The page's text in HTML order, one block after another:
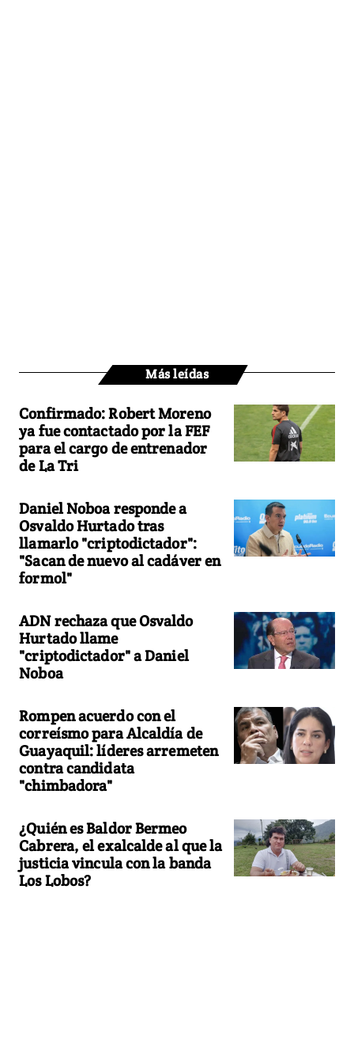
Más leídas
Confirmado: Robert Moreno
ya fue contactado por la FEF
para el cargo de entrenador
de La Tri
Daniel Noboa responde a
Osvaldo Hurtado tras
llamarlo "criptodictador":
"Sacan de nuevo al cadáver en
formol"
ADN rechaza que Osvaldo
Hurtado llame
"criptodictador" a Daniel
Noboa
Rompen acuerdo con el
correísmo para Alcaldía de
Guayaquil: líderes arremeten
contra candidata
"chimbadora"
¿Quién es Baldor Bermeo
Cabrera, el exalcalde al que la
justicia vincula con la banda
Los Lobos?